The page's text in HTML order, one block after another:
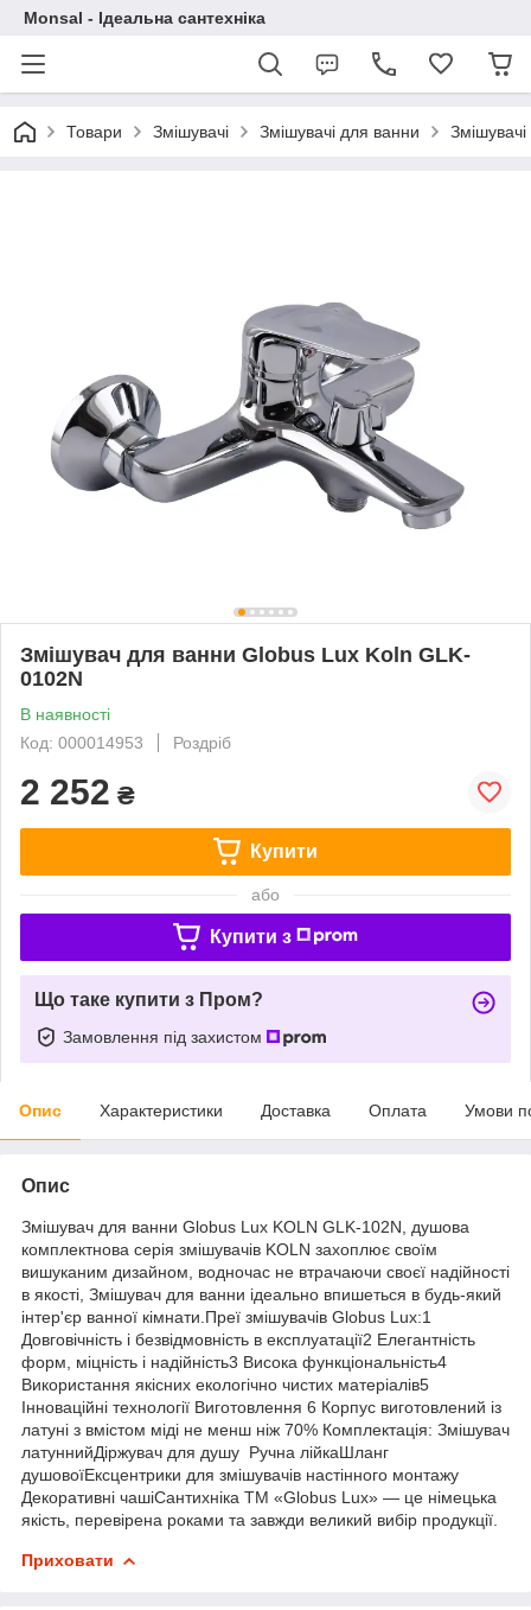
Monsal - Ідеальна сантехніка
Товари Змішувачі Змішувачі для ванни
Змішувач для ванни Globus Lux Koln GLK-
0102N
В наявності
Код: 000014953
Роздріб
2 252 ₴
Купити
або
Купити з
Що таке купити з Пром?
Замовлення під захистом
Опис Характеристики Доставка Оплата Умови
Опис
Змішувач для ванни Globus Lux KOLN GLK-102N, душова
комплектнова серія змішувачів KOLN захоплює своїм
вишуканим дизайном, водночас не втрачаючи своєї надійності
в якості, Змішувач для ванни ідеально впишеться в будь-який
інтер'єр ванної кімнати.Преї змішувачів Globus Lux:1
Довговічність і безвідмовність в експлуатації2 Елегантність
форм, міцність і надійність3 Висока функціональність4
Використання якісних екологічно чистих матеріалів5
Інноваційні технології Виготовлення 6 Корпус виготовлений із
латуні з вмістом міді не менш ніж 70% Комплектація: Змішувач
латуннийДіржувач для душу Ручна лійкаШланг
душовоїЕксцентрики для змішувачів настінного монтажу
Декоративні чашіСантихніка ТМ «Globus Lux» — це німецька
якість, перевірена роками та завжди великий вибір продукції.
Приховати